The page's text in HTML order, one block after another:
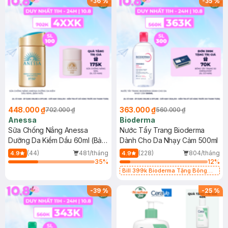
448.000 ₫702.000 ₫
Anessa
Sữa Chống Nắng Anessa
Dưỡng Da Kiềm Dầu 60ml (Bản
Mới)
4.9 (44)
481/tháng
35%
363.000 ₫560.000 ₫
Bioderma
Nước Tẩy Trang Bioderma
Dành Cho Da Nhạy Cảm 500ml
4.9 (228)
804/tháng
12%
Bill 399k Bioderma Tặng Bông
-39% -25 %